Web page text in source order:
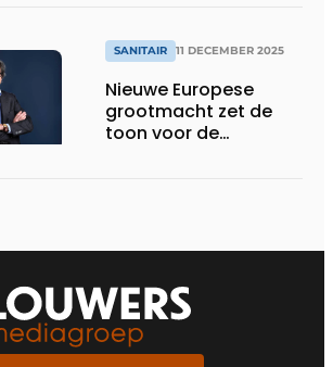
SANITAIR 11 DECEMBER 2025
Nieuwe Europese
grootmacht zet de
toon voor de